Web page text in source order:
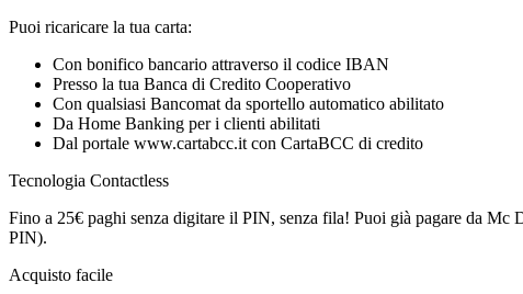
Puoi ricaricare la tua carta:
Con bonifico bancario attraverso il codice IBAN
Presso la tua Banca di Credito Cooperativo
Con qualsiasi Bancomat da sportello automatico abilitato
Da Home Banking per i clienti abilitati
Dal portale www.cartabcc.it con CartaBCC di credito
Tecnologia Contactless
Fino a 25€ paghi senza digitare il PIN, senza fila! Puoi già pagare da
PIN).
Acquisto facile